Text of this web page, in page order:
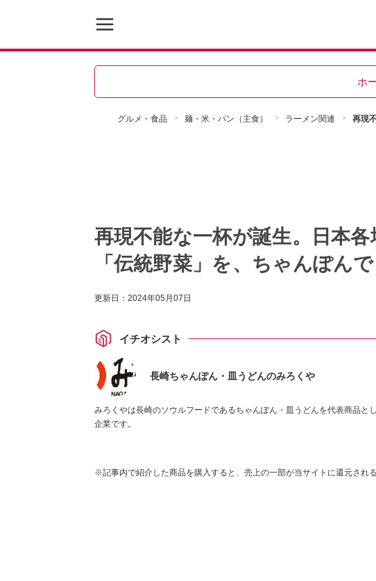
ホ
グルメ・食品 麺・米・パン（主食） ラーメン関連 再現
再現不能な一杯が誕生。日本
「伝統野菜」を、ちゃんぽんで
更新日： 2024年05月07日
イチオシスト
長崎ちゃんぽん・皿うどんのみろくや
みろくやは長崎のソウルフードであるちゃんぽん・皿うどんを代表商品と
企業です。
※記事内で紹介した商品を購入すると、売上の一部が当サイトに還元される